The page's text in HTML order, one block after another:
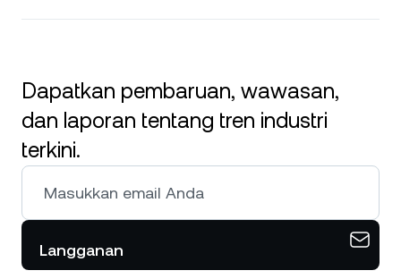
Dapatkan pembaruan, wawasan,
dan laporan tentang tren industri
terkini.
Langganan